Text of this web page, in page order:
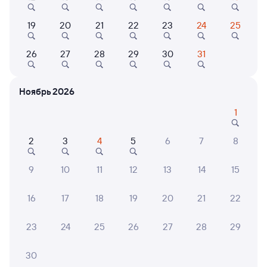
6 причин купить ж/д билеты
Онлайн-покупка за 4 минуты
Подробные ответы на вопросы о поездке или
8,4
Олимпиада
Мини-отель
Мини Отель Малый
19 20 21 22 23 24 25
26 27 28 29 30 31
Ноябрь 2026
1
2 3 4 5 6 7 8
9 10 11 12 13 14 15
16 17 18 19 20 21 22
23 24 25 26 27 28 29
30